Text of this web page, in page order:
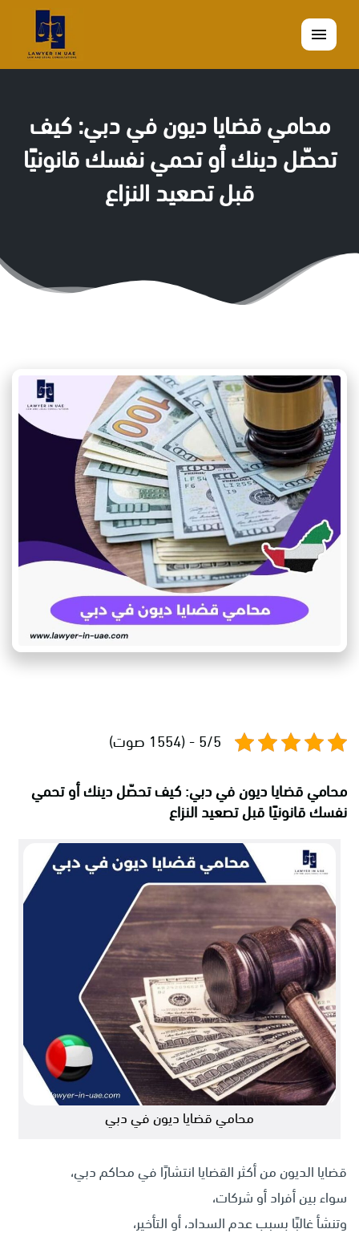
القائمة
محامي قضايا ديون في دبي: كيف
تحصّل دينك أو تحمي نفسك قانونيًا
قبل تصعيد النزاع
5/5 - (1554 صوت)
محامي قضايا ديون في دبي: كيف تحصّل دينك أو تحمي
نفسك قانونيًا قبل تصعيد النزاع
محامي قضايا ديون في دبي
قضايا الديون من أكثر القضايا انتشارًا في محاكم دبي،
سواء بين أفراد أو شركات،
وتنشأ غالبًا بسبب عدم السداد، أو التأخير،